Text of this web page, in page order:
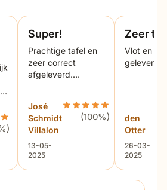
wordt aangebracht.
verhit in een oven. Tijdens het
poederdeeltjes door de
daarna stroperig en
tot een mooie en duurzame
van de tuintafel. Het tafelblad
waar een laagje
De tafel kan worden
lauw water of een mild sopje.
dining tuintafel is ook
125 cm en in de kleur wit.
Lifestyle Livorno dining tuintafel
Super!
Prachtige tafel en
zeer correct
afgeleverd.
José
Schmidt
Villalon
13 mei 2025
13-05-
2025
Beoordeling Lifestyle
(100%)
Zeer
Vlot en
geleverd
den
Otter
26 maart
26-03-
2025